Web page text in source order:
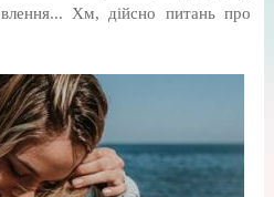
Хм, дійсно питань про